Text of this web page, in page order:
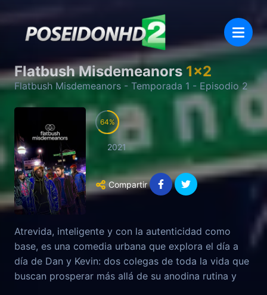
Flatbush Misdemeanors 1x2
Flatbush Misdemeanors - Temporada 1 - Episodio2
64
2021
Compartir
Atrevida, inteligente y con la autenticidad como
base, es una comedia urbana que explora el día a
día de Dan y Kevin: dos colegas de toda la vida que
buscan prosperar más allá de su anodina rutina y